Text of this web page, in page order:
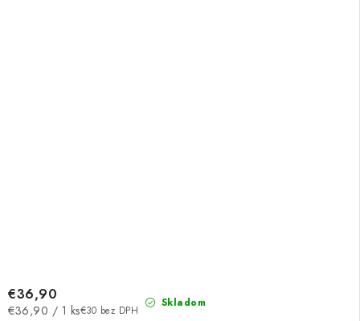
Skladom
€30 bez DPH
€36,90
Jednotková
€36,90 / 1 ks